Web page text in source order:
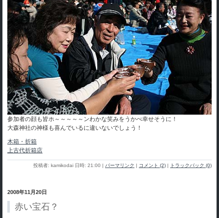
参加者の顔も皆ホ～～～～～ンわかな笑みをうかべ幸せそうに！
大森神社の神様も喜んでいるに違いないでしょう！
木箱・折箱
上古代折箱店
投稿者: kamikodai 日時: 21:00 | パーマリンク | コメント (2) | トラックバック (0)
2008年11月20日
赤い宝石？